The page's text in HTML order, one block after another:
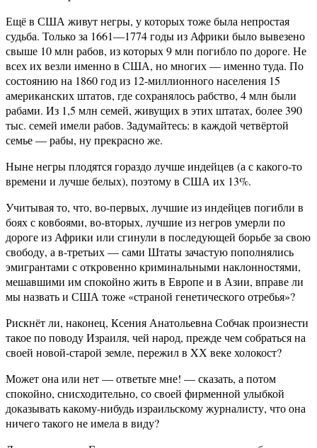
Ещё в США живут негры, у которых тоже была непростая
судьба. Только за 1661—1774 годы из Африки было вывезено
свыше 10 млн рабов, из которых 9 млн погибло по дороге. Не
всех их везли именно в США, но многих — именно туда. По
состоянию на 1860 год из 12-миллионного населения 15
американских штатов, где сохранялось рабство, 4 млн были
рабами. Из 1,5 млн семей, живущих в этих штатах, более 390
тыс. семей имели рабов. Задумайтесь: в каждой четвёртой
семье — рабы, ну прекрасно же.
Ныне негры плодятся гораздо лучше индейцев (а с какого-то
времени и лучше белых), поэтому в США их 13%.
Учитывая то, что, во-первых, лучшие из индейцев погибли в
боях с ковбоями, во-вторых, лучшие из негров умерли по
дороге из Африки или сгинули в последующей борьбе за свою
свободу, а в-третьих — сами Штаты зачастую пополнялись
эмигрантами с откровенно криминальными наклонностями,
мешавшими им спокойно жить в Европе и в Азии, вправе ли
мы назвать и США тоже «страной генетического отребья»?
Рискнёт ли, наконец, Ксения Анатольевна Собчак произнести
такое по поводу Израиля, чей народ, прежде чем собраться на
своей новой-старой земле, пережил в XХ веке холокост?
Может она или нет — ответьте мне! — сказать, а потом
спокойно, снисходительно, со своей фирменной улыбкой
доказывать какому-нибудь израильскому журналисту, что она
ничего такого не имела в виду?